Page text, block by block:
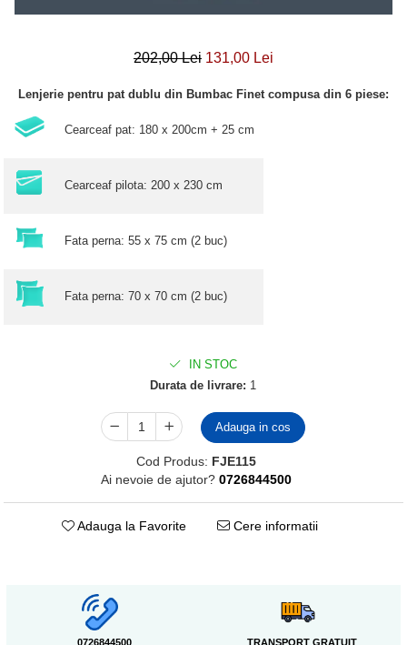
202,00 Lei 131,00 Lei
Lenjerie pentru pat dublu din Bumbac Finet compusa din 6 piese:
Cearceaf pat: 180 x 200cm + 25 cm
Cearceaf pilota: 200 x 230 cm
Fata perna: 55 x 75 cm (2 buc)
Fata perna: 70 x 70 cm (2 buc)
IN STOC
Durata de livrare: 1
Adauga in cos
Cod Produs: FJE115
Ai nevoie de ajutor? 0726844500
Adauga la Favorite Cere informatii
0726844500 TRANSPORT GRATUIT